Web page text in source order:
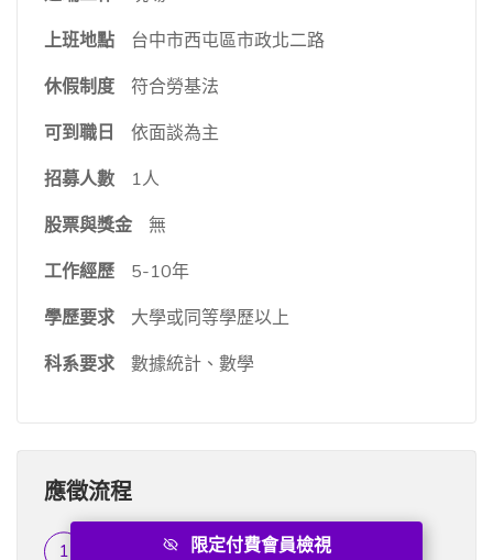
上班地點
台中市西屯區市政北二路
休假制度
符合勞基法
可到職日
依面談為主
招募人數
1人
股票與獎金
無
工作經歷
5-10年
學歷要求
大學或同等學歷以上
科系要求
數據統計、數學
應徵流程
履歷篩選
限定付費會員檢視